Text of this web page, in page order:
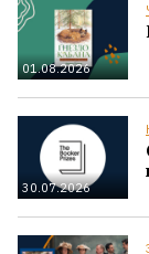
01.08.2026
30.07.2026